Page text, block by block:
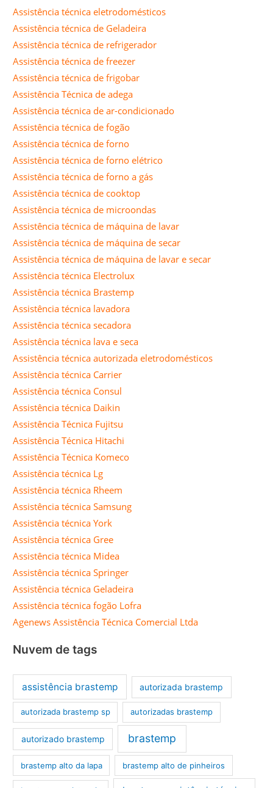
Assistência técnica eletrodomésticos
Assistência técnica de Geladeira
Assistência técnica de refrigerador
Assistência técnica de freezer
Assistência técnica de frigobar
Assistência Técnica de adega
Assistência técnica de ar-condicionado
Assistência técnica de fogão
Assistência técnica de forno
Assistência técnica de forno elétrico
Assistência técnica de forno a gás
Assistência técnica de cooktop
Assistência técnica de microondas
Assistência técnica de máquina de lavar
Assistência técnica de máquina de secar
Assistência técnica de máquina de lavar e secar
Assistência técnica Electrolux
Assistência técnica Brastemp
Assistência técnica lavadora
Assistência técnica secadora
Assistência técnica lava e seca
Assistência técnica autorizada eletrodomésticos
Assistência técnica Carrier
Assistência técnica Consul
Assistência técnica Daikin
Assistência Técnica Fujitsu
Assistência Técnica Hitachi
Assistência Técnica Komeco
Assistência técnica Lg
Assistência técnica Rheem
Assistência técnica Samsung
Assistência técnica York
Assistência técnica Gree
Assistência técnica Midea
Assistência técnica Springer
Assistência técnica Geladeira
Assistência técnica fogão Lofra
Agenews Assistência Técnica Comercial Ltda
Nuvem de tags
assistência brastemp autorizada brastemp
autorizada brastemp sp autorizadas brastemp
autorizado brastemp brastemp
brastemp alto da lapa brastemp alto de pinheiros